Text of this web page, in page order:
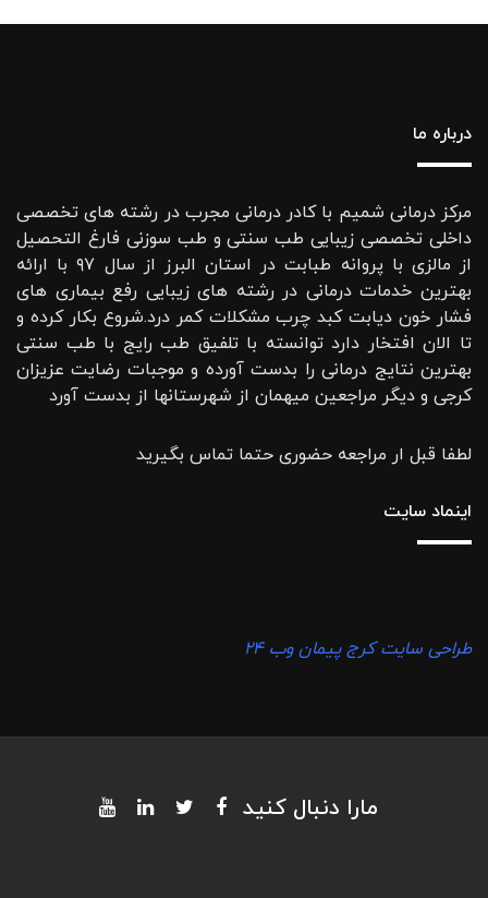
درباره ما
مرکز درمانی شمیم با کادر درمانی مجرب در رشته های تخصصی
داخلی تخصصی زیبایی طب سنتی و طب سوزنی فارغ التحصیل
از مالزی با پروانه طبابت در استان البرز از سال ۹۷ با ارائه
بهترین خدمات درمانی در رشته‌ های زیبایی رفع بیماری های
فشار خون دیابت کبد چرب مشکلات کمر درد.شروع بکار کرده و
تا الان افتخار دارد توانسته با تلفیق طب رایج با طب سنتی
بهترین نتایج درمانی را بدست آورده و موجبات رضایت عزیزان
کرجی و دیگر مراجعین میهمان از شهرستانها از بدست آورد
لطفا قبل ار مراجعه حضوری حتما تماس بگیرید
اینماد سایت
طراحی سایت کرج پیمان وب ۲۴
مارا دنبال کنید